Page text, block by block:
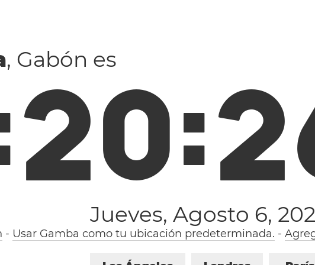
, Gabón es
20:2
Jueves, Agosto 6,
- Usar Gamba como tu ubicación predeterminada. -